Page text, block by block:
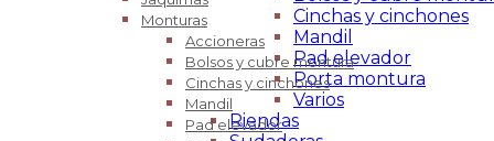
Cinchas y cinchones
Mandil
Pad elevador
Porta montura
Varios
Riendas
Monturas
Accioneras
Bolsos y cubre montura
Cinchas y cinchones
Mandil
Pad elevador